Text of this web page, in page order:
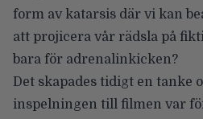
form av katarsis där vi kan
att projicera vår rädsla på
bara för adrenalinkicken?
Det skapades tidigt en tanke
inspelningen till filmen var